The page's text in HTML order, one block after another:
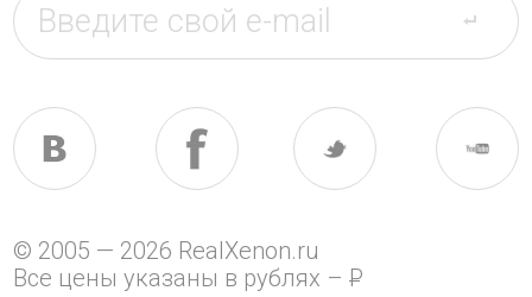
© 2005 — 2026 RealXenon.ru
Все цены указаны в рублях –P